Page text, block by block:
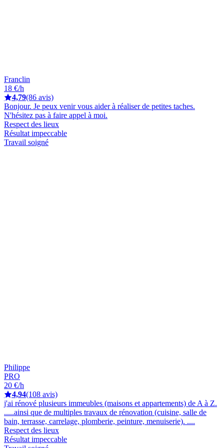
Franclin
18 €/h
4,79(86 avis)
Bonjour. Je peux venir vous aider à réaliser de petites taches.
N'hésitez pas à faire appel à moi.
Respect des lieux
Résultat impeccable
Travail soigné
Philippe
PRO
20 €/h
4,94(108 avis)
j'ai rénové plusieurs immeubles (maisons et appartements) de A à Z.
.....ainsi que de multiples travaux de rénovation (cuisine, salle de
bain, terrasse, carrelage, plomberie, peinture, menuiserie). ....
Respect des lieux
Résultat impeccable